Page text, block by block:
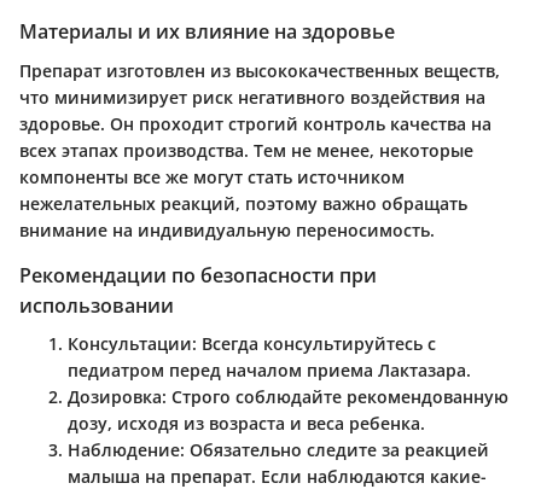
Материалы и их влияние на здоровье
Препарат изготовлен из высококачественных веществ,
что минимизирует риск негативного воздействия на
здоровье. Он проходит строгий контроль качества на
всех этапах производства. Тем не менее, некоторые
компоненты все же могут стать источником
нежелательных реакций, поэтому важно обращать
внимание на индивидуальную переносимость.
Рекомендации по безопасности при
использовании
Консультации: Всегда консультируйтесь с
педиатром перед началом приема Лактазара.
Дозировка: Строго соблюдайте рекомендованную
дозу, исходя из возраста и веса ребенка.
Наблюдение: Обязательно следите за реакцией
малыша на препарат. Если наблюдаются какие-